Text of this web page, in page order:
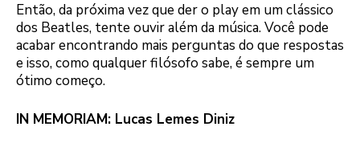
Então, da próxima vez que der o play em um clássico
dos Beatles, tente ouvir além da música. Você pode
acabar encontrando mais perguntas do que respostas
e isso, como qualquer filósofo sabe, é sempre um
ótimo começo.
IN MEMORIAM: Lucas Lemes Diniz